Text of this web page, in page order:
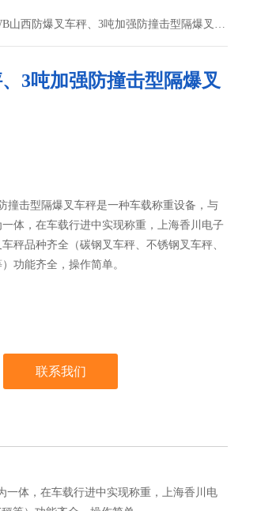
山西防爆叉车秤、3吨加强防撞击型隔爆叉车秤
3吨加强防撞击型隔爆叉
撞击型隔爆叉车秤是一种车载称重设备，与
体，在车载行进中实现称重，上海香川电子
秤品种齐全（碳钢叉车秤、不锈钢叉车秤、
功能齐全，操作简单。
联系我们
一体，在车载行进中实现称重，上海香川电